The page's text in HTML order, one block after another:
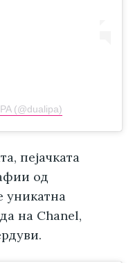
(@dualipa)
пејачката
од
уникатна
на Chanel,